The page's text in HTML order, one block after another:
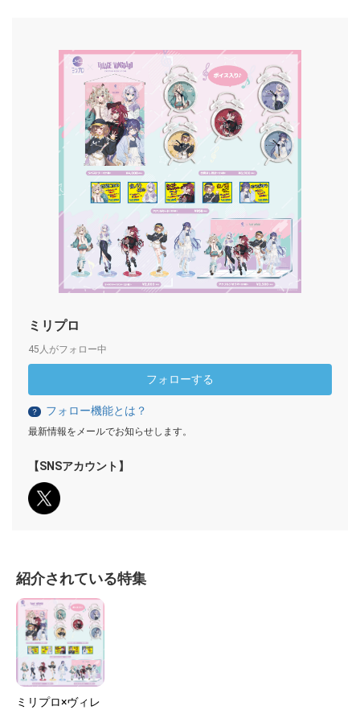
ミリプロ
45人がフォロー中
フォローする
？ フォロー機能とは？
最新情報をメールでお知らせします。
【SNSアカウント】
紹介されている特集
ミリプロ×ヴィレ